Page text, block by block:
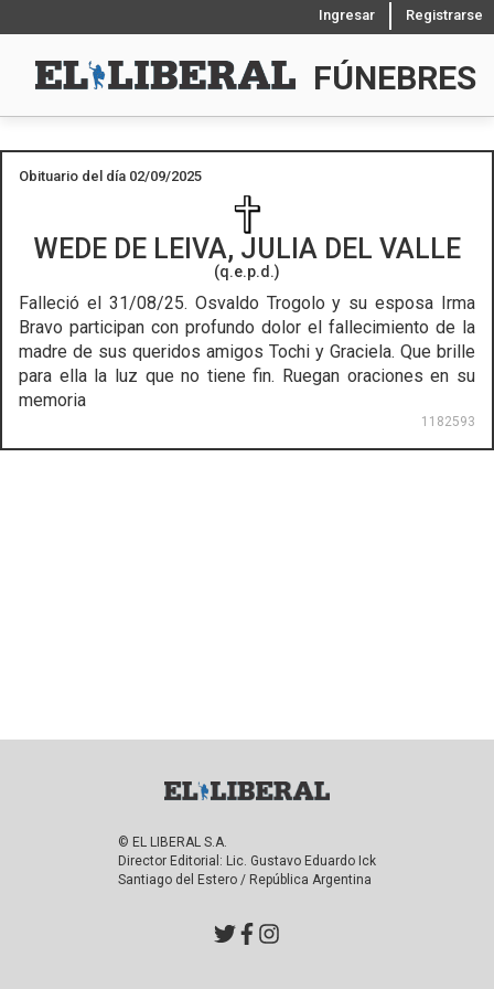
Ingresar Registrarse
FÚNEBRES
Obituario del día 02/09/2025
WEDE DE LEIVA, JULIA DEL VALLE
(q.e.p.d.)
Falleció el 31/08/25. Osvaldo Trogolo y su esposa Irma
Bravo participan con profundo dolor el fallecimiento de la
madre de sus queridos amigos Tochi y Graciela. Que brille
para ella la luz que no tiene fin. Ruegan oraciones en su
memoria
1182593
© EL LIBERAL S.A.
Director Editorial: Lic. Gustavo Eduardo Ick
Santiago del Estero / República Argentina